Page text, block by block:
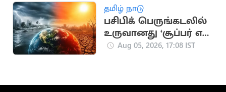
தமிழ் நாடு
பசிபிக் பெருங்கடலில்
உருவானது ‘சூப்பர் எல்
நினோ’.. வானிலை
Aug 05, 2026, 17:08 IST